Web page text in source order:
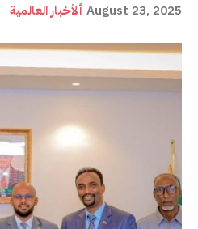
ألأخبار العالمية August 23, 2025